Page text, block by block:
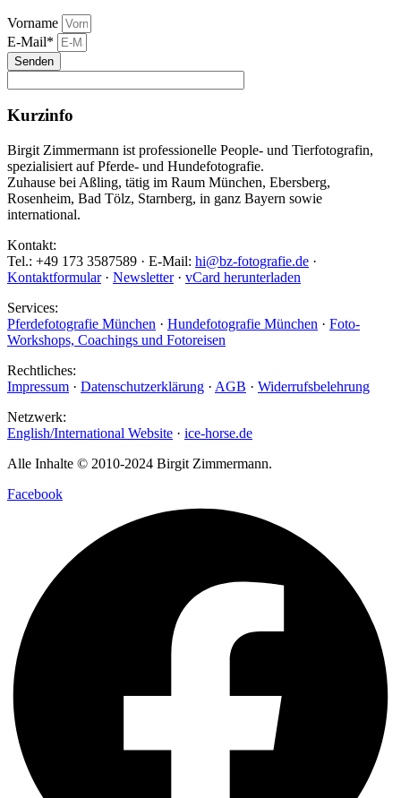
Vorname
E-Mail*
Senden
Kurzinfo
Birgit Zimmermann ist professionelle People- und Tierfotografin,
spezialisiert auf Pferde- und Hundefotografie.
Zuhause bei Aßling, tätig im Raum München, Ebersberg,
Rosenheim, Bad Tölz, Starnberg, in ganz Bayern sowie
international.
Kontakt:
Tel.: +49 173 3587589 · E-Mail: hi@bz-fotografie.de ·
Kontaktformular· Newsletter· vCard herunterladen
Services:
Pferdefotografie München · Hundefotografie München · Foto-
Workshops, Coachings und Fotoreisen
Rechtliches:
Impressum · Datenschutzerklärung · AGB · Widerrufsbelehrung
Netzwerk:
English/International Website · ice-horse.de
Alle Inhalte © 2010-2024 Birgit Zimmermann.
Facebook